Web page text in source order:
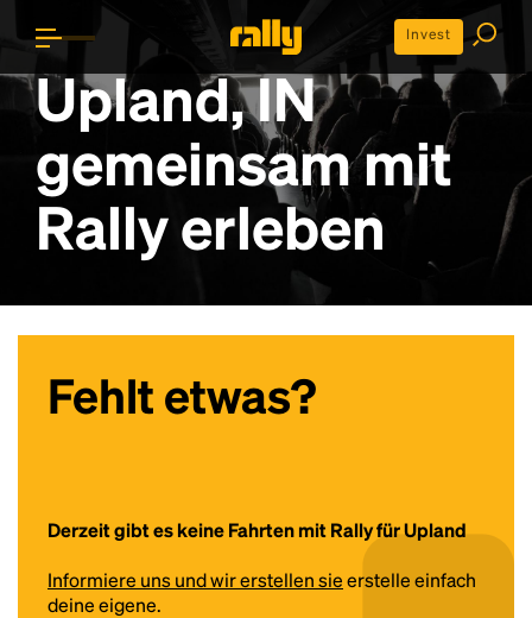
Invest
Upland, IN
gemeinsam mit
Rally erleben
Fehlt etwas?
Derzeit gibt es keine Fahrten mit Rally für Upland
Informiere uns und wir erstellen sieerstelle einfach
deine eigene.